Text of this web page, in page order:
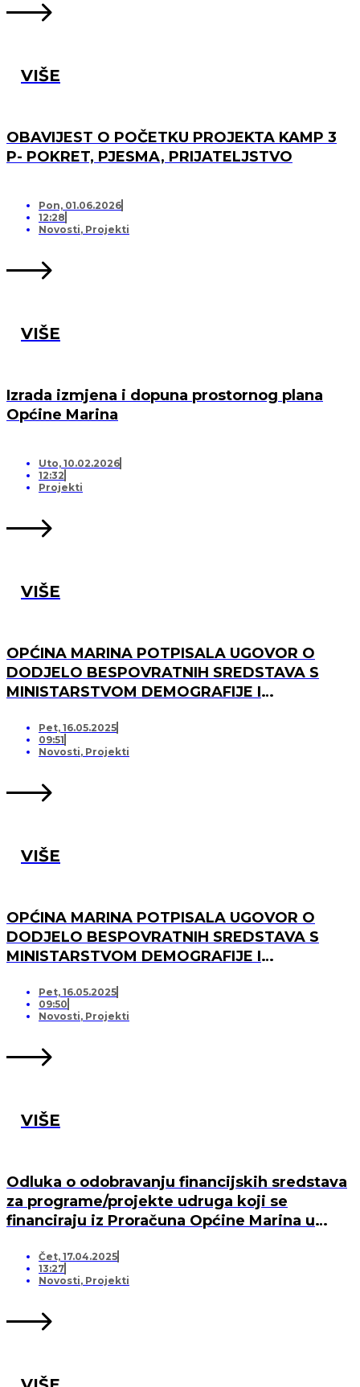
VIŠE
OBAVIJEST O POČETKU PROJEKTA KAMP 3
P- POKRET, PJESMA, PRIJATELJSTVO
Pon, 01.06.2026
12:28
Novosti, Projekti
VIŠE
Izrada izmjena i dopuna prostornog plana
Općine Marina
Uto, 10.02.2026
12:32
Projekti
VIŠE
OPĆINA MARINA POTPISALA UGOVOR O
DODJELO BESPOVRATNIH SREDSTAVA S
MINISTARSTVOM DEMOGRAFIJE I
OPREMANJA DJEČJEG IGRALIŠTA U
SVINCIMA
Pet, 16.05.2025
09:51
Novosti, Projekti
VIŠE
OPĆINA MARINA POTPISALA UGOVOR O
DODJELO BESPOVRATNIH SREDSTAVA S
MINISTARSTVOM DEMOGRAFIJE I
OPREMANJA DJEČJEG IGRALIŠTA U DV
MARINA, PO „KRIJESNICA“U POZORCU
Pet, 16.05.2025
09:50
Novosti, Projekti
VIŠE
Odluka o odobravanju financijskih sredstava
za programe/projekte udruga koji se
financiraju iz Proračuna Općine Marina u
Čet, 17.04.2025
13:27
Novosti, Projekti